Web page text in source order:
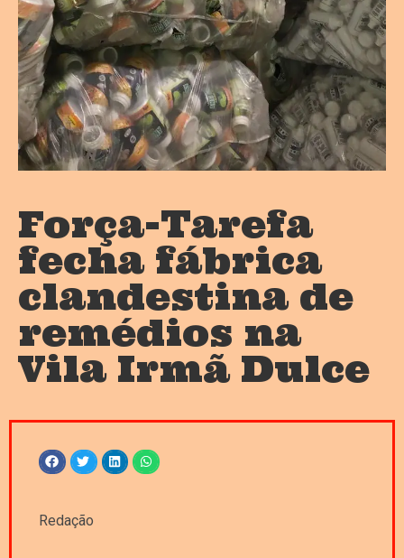
Força-Tarefa
fecha fábrica
clandestina de
remédios na
Vila Irmã Dulce
Redação